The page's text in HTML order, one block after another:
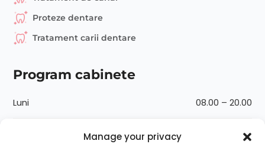
Manage your privacy
Proteze dentare
Tratament carii dentare
Program cabinete
Luni 08.00 – 20.00
08.00 – 20.00